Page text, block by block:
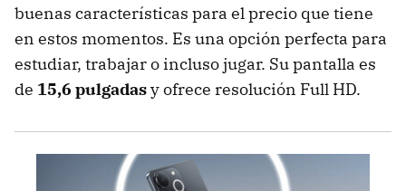
buenas características para el precio que tiene
en estos momentos. Es una opción perfecta para
estudiar, trabajar o incluso jugar. Su pantalla es
de 15,6 pulgadasy ofrece resolución Full HD.